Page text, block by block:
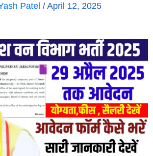
Patel / April 12, 2025